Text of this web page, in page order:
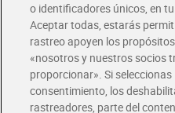
Envío gratis por compras
Envío estandar por 4,99€
Glovo y Uber Eats
Solicita tu factura de Glovo o
o identificadores únicos, en
Aceptar todas, estarás
rastreo apoyen los
«nosotros y nuestros socios
proporcionar». Si
consentimiento, los
rastreadores, parte del